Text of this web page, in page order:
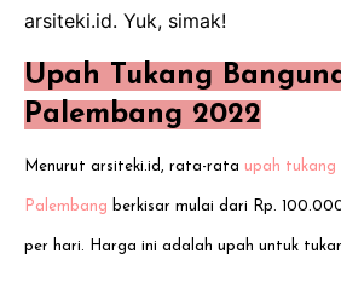
arsiteki.id. Yuk, simak!
Upah Tukang
Palembang 2022
Menurut arsiteki.id, rata-rata upah tukang
Palembang berkisar mulai dari Rp.
per hari. Harga ini adalah upah untuk